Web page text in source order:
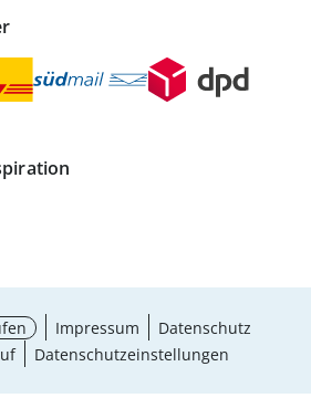
Impressum
Datenschutz
Datenschutzeinstellungen